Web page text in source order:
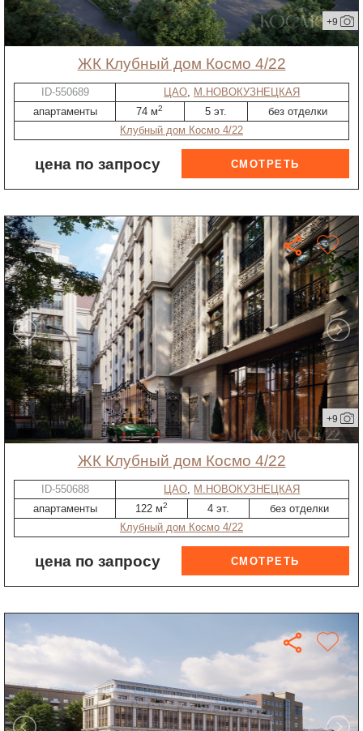
+9
ЖК Клубный дом Космо 4/22
ID-550689 ЦАО, М.НОВОКУЗНЕЦКАЯ
апартаменты
74 м2 5 эт.
без отделки
Клубный дом Космо 4/22
цена по запросу
+9
ЖК Клубный дом Космо 4/22
ID-550688 ЦАО, М.НОВОКУЗНЕЦКАЯ
апартаменты
122 м2 4 эт.
без отделки
Клубный дом Космо 4/22
цена по запросу